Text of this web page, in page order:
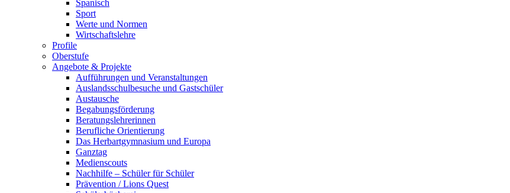
Spanisch
Sport
Werte und Normen
Wirtschaftslehre
Profile
Oberstufe
Angebote & Projekte
Aufführungen und Veranstaltungen
Auslandsschulbesuche und Gastschüler
Austausche
Begabungsförderung
Beratungslehrerinnen
Berufliche Orientierung
Das Herbartgymnasium und Europa
Ganztag
Medienscouts
Nachhilfe – Schüler für Schüler
Prävention / Lions Quest